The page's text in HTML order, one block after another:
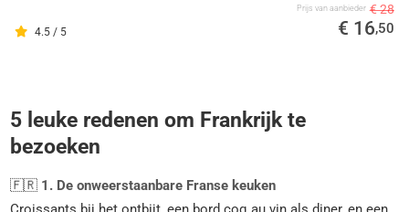
4.5 / 5
Prijs van aanbieder € 28
€ 16,50
5 leuke redenen om Frankrijk te
bezoeken
🇫🇷 1. De onweerstaanbare Franse keuken